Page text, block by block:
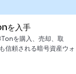
を入手
を購入、売却、取
信頼される暗号資産ウォ